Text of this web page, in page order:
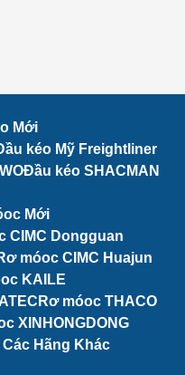
Mới
kéo Mỹ Freightliner
Đầu kéo SHACMAN
Mới
CIMC Dongguan
móoc CIMC Huajun
KAILE
Rơ móoc THACO
XINHONGDONG
Hãng Khác